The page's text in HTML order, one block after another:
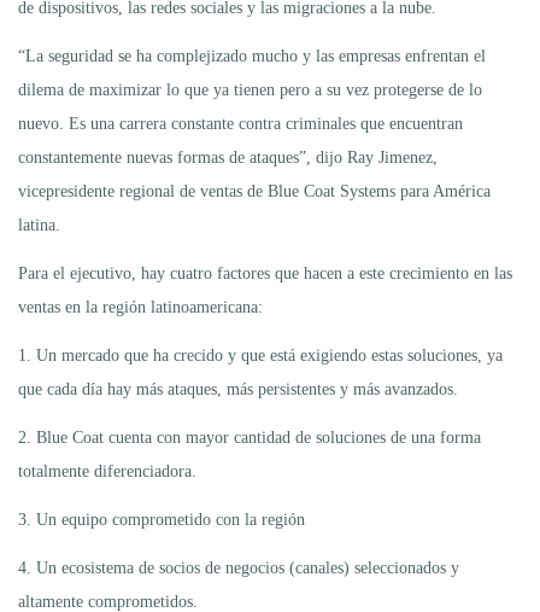
de dispositivos, las redes sociales y las migraciones a la nube.
“La seguridad se ha complejizado mucho y las empresas enfrentan el
dilema de maximizar lo que ya tienen pero a su vez protegerse de lo
nuevo. Es una carrera constante contra criminales que encuentran
constantemente nuevas formas de ataques”, dijo Ray Jimenez,
vicepresidente regional de ventas de Blue Coat Systems para América
latina.
Para el ejecutivo, hay cuatro factores que hacen a este crecimiento en las
ventas en la región latinoamericana:
1. Un mercado que ha crecido y que está exigiendo estas soluciones, ya
que cada día hay más ataques, más persistentes y más avanzados.
2. Blue Coat cuenta con mayor cantidad de soluciones de una forma
totalmente diferenciadora.
3. Un equipo comprometido con la región
4. Un ecosistema de socios de negocios (canales) seleccionados y
altamente comprometidos.